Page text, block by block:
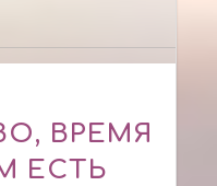
ВРЕМЯ
ЕСТЬ